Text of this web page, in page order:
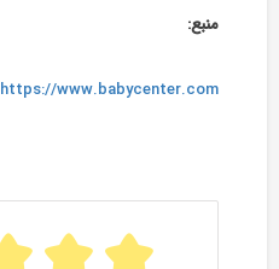
منبع:
https://www.babycenter.com